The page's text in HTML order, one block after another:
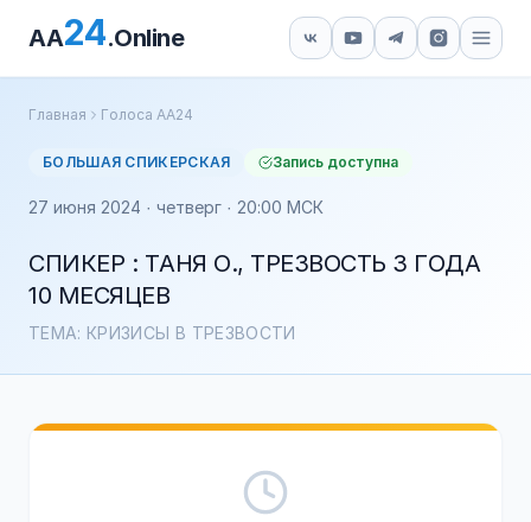
AA24.Online
Главная Голоса АА24
БОЛЬШАЯ СПИКЕРСКАЯ Запись доступна
27 июня 2024 · четверг · 20:00 МСК
СПИКЕР : ТАНЯ О., ТРЕЗВОСТЬ 3 ГОДА
10 МЕСЯЦЕВ
ТЕМА: КРИЗИСЫ В ТРЕЗВОСТИ